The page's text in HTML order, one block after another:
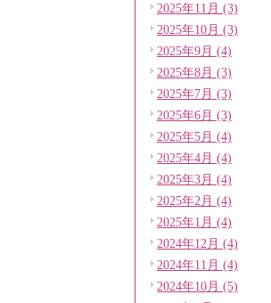
2025年11月 (3)
2025年10月 (3)
2025年9月 (4)
2025年8月 (3)
2025年7月 (3)
2025年6月 (3)
2025年5月 (4)
2025年4月 (4)
2025年3月 (4)
2025年2月 (4)
2025年1月 (4)
2024年12月 (4)
2024年11月 (4)
2024年10月 (5)